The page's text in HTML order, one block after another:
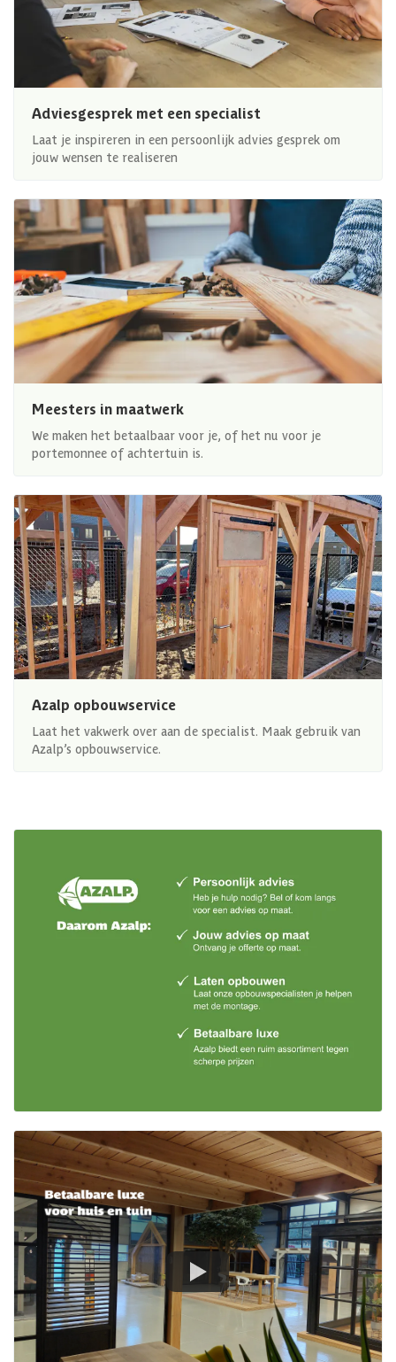
Adviesgesprek met een specialist
Laat je inspireren in een persoonlijk advies gesprek om
jouw wensen te realiseren
Meesters in maatwerk
We maken het betaalbaar voor je, of het nu voor je
portemonnee of achtertuin is.
Azalp opbouwservice
Laat het vakwerk over aan de specialist. Maak gebruik van
Azalp’s opbouwservice.